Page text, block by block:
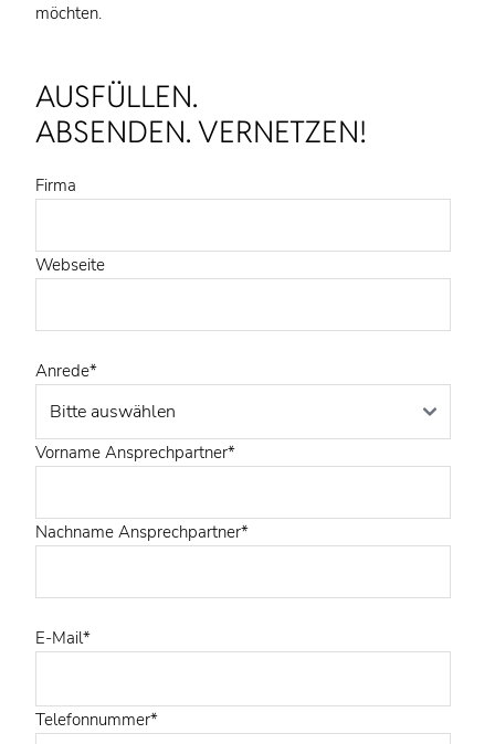
möchten.
AUSFÜLLEN.
ABSENDEN. VERNETZEN!
Firma
Webseite
Anrede*
Vorname Ansprechpartner*
Nachname Ansprechpartner*
E-Mail*
Telefonnummer*